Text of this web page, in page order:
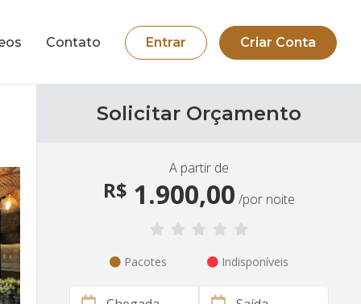
Contato Entrar Criar Conta
Solicitar Orçamento
A partir de
R$ 1.900,00 /por noite
Pacotes Indisponíveis